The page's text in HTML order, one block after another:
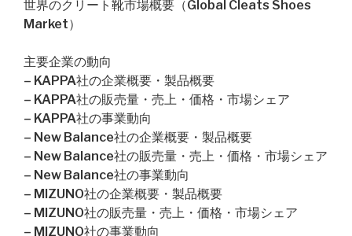
世界のクリート靴市場概要（Global Cleats Shoes
Market）
主要企業の動向
– KAPPA社の企業概要・製品概要
– KAPPA社の販売量・売上・価格・市場シェア
– KAPPA社の事業動向
– New Balance社の企業概要・製品概要
– New Balance社の販売量・売上・価格・市場シェア
– New Balance社の事業動向
– MIZUNO社の企業概要・製品概要
– MIZUNO社の販売量・売上・価格・市場シェア
– MIZUNO社の事業動向